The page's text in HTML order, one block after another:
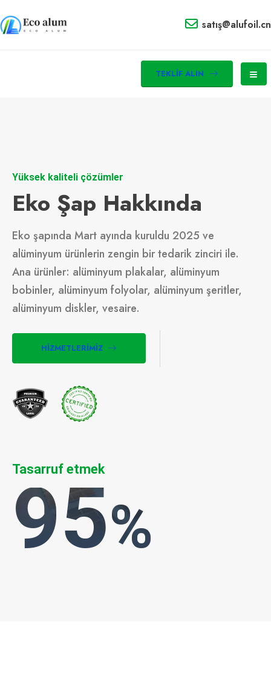
satış@alufoil.cn
TEKLIF ALIN
Yüksek kaliteli çözümler
Eko Şap Hakkında
Eko şapında Mart ayında kuruldu 2025 ve
alüminyum ürünlerin zengin bir tedarik zinciri ile.
Ana ürünler: alüminyum plakalar, alüminyum
bobinler, alüminyum folyolar, alüminyum şeritler,
alüminyum diskler, vesaire.
HIZMETLERIMIZ
Tasarruf etmek
95%